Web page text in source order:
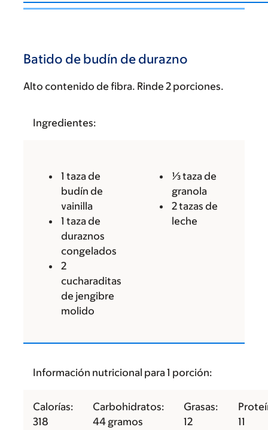
Batido de budín de durazno
Alto contenido de fibra. Rinde 2 porciones.
Ingredientes:
1 taza de
budín de
vainilla
1 taza de
duraznos
congelados
2
cucharaditas
de jengibre
molido
⅓ taza de
granola
2 tazas de
leche
Información nutricional para 1 porción:
Calorías:
318
Carbohidratos:
44 gramos
Grasas:
12
11